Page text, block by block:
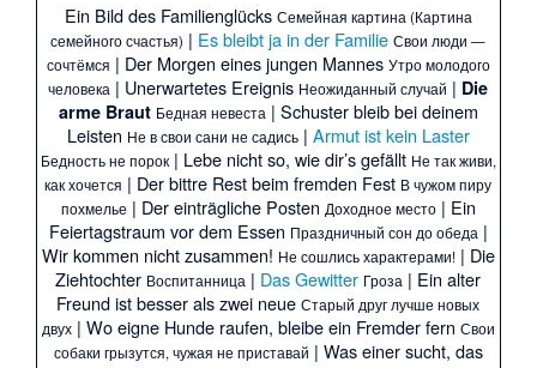
Ein Bild des Familienglücks Семейная картина (Картина
семейного счастья) | Es bleibt ja in der Familie Свои люди —
сочтёмся | Der Morgen eines jungen Mannes Утро молодого
человека | Unerwartetes Ereignis Неожиданный случай | Die
arme Braut Бедная невеста | Schuster bleib bei deinem
Leisten Не в свои сани не садись| Armut ist kein Laster
Бедность не порок| Lebe nicht so, wie dir’s gefällt Не так живи,
как хочется | Der bittre Rest beim fremden Fest В чужом пиру
похмелье | Der einträgliche Posten Доходное место| Ein
Feiertagstraum vor dem Essen Праздничный сон до обеда |
Wir kommen nicht zusammen! Не сошлись характерами! | Die
Ziehtochter Воспитанница | Das Gewitter Гроза | Ein alter
Freund ist besser als zwei neue Старый друг лучше новых
двух| Wo eigne Hunde raufen, bleibe ein Fremder fern Свои
собаки грызутся, чужая не приставай | Was einer sucht, das